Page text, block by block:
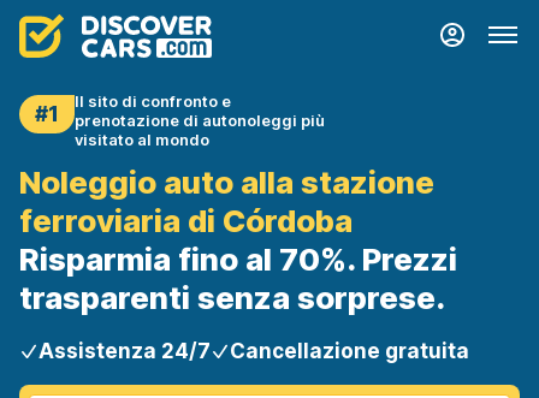
#1
Il sito di confronto e
prenotazione di autonoleggi più
visitato al mondo
Noleggio auto alla stazione
ferroviaria di Córdoba
Risparmia fino al 70%. Prezzi
trasparenti senza sorprese.
Assistenza 24/7 Cancellazione gratuita